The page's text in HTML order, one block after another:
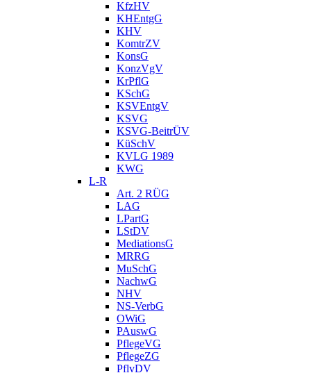
KfzHV
KHEntgG
KHV
KomtrZV
KonsG
KonzVgV
KrPflG
KSchG
KSVEntgV
KSVG
KSVG-BeitrÜV
KüSchV
KVLG 1989
KWG
L-R
Art. 2 RÜG
LAG
LPartG
LStDV
MediationsG
MRRG
MuSchG
NachwG
NHV
NS-VerbG
OWiG
PAuswG
PflegeVG
PflegeZG
PflvDV